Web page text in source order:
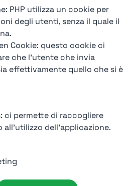
PHP utilizza un cookie per
degli utenti, senza il quale il
Cookie: questo cookie ci
che l'utente che invia
effettivamente quello che si è
ci permette di raccogliere
all'utilizzo dell'applicazione.
e la velocità del processo
personale attraverso dati
dei candidati e valutazioni
e Condizioni
i diritti riservati | Smarteris S.r.l. P.IVA